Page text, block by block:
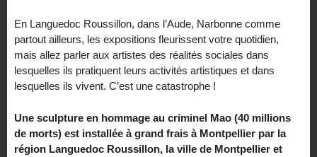
En Languedoc Roussillon, dans l’Aude, Narbonne comme
partout ailleurs, les expositions fleurissent votre quotidien,
mais allez parler aux artistes des réalités sociales dans
lesquelles ils pratiquent leurs activités artistiques et dans
lesquelles ils vivent. C’est une catastrophe !
Une sculpture en hommage au criminel Mao (40 millions
de morts) est installée à grand frais à Montpellier par la
région Languedoc Roussillon, la ville de Montpellier et